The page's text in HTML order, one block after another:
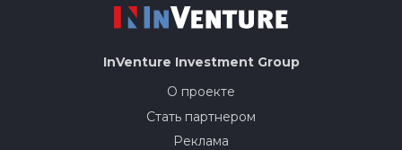
InVenture Investment Group
О проекте
Стать партнером
Реклама